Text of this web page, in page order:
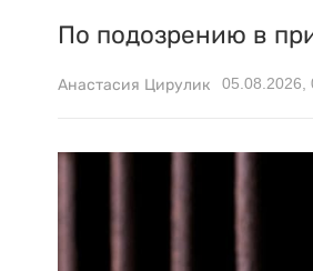
По подозрению в
Анастасия Цирулик 05.08.2026,